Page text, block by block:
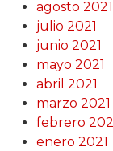
agosto 2021
julio 2021
junio 2021
mayo 2021
abril 2021
marzo 2021
febrero
enero 2021